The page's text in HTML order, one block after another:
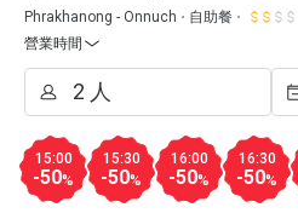
Phrakhanong - Onnuch
自助餐
營業時間
15:00
-50%
15:30
-50%
16:00
-50%
16:30
-50%